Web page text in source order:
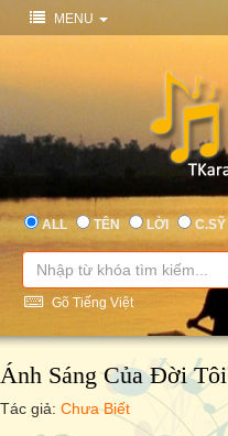
MENU
ALL TÊN LỜI C.SỸ
Gõ Tiếng Việt
Ánh Sáng Của Đời Tôi
Tác giả: Chưa Biết